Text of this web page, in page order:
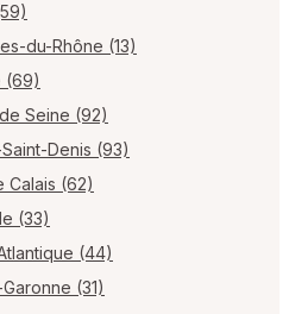
du-Rhône (13)
(69)
Seine (92)
Denis (93)
Calais (62)
(33)
(44)
(31)